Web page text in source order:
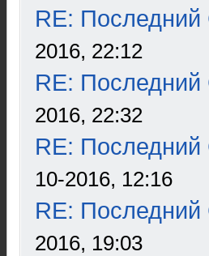
RE: Последний
2016, 22:12
RE: Последний
2016, 22:32
RE: Последний
10-2016, 12:16
RE: Последний
2016, 19:03